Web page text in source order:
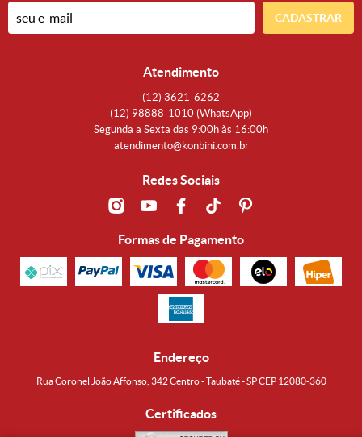
CADASTRAR
Atendimento
(12) 3621-6262
(12) 98888-1010 (WhatsApp)
Segunda a Sexta das 9:00h às 16:00h
atendimento@konbini.com.br
Redes Sociais
Formas de Pagamento
Endereço
Rua Coronel João Affonso, 342 Centro - Taubaté - SP CEP 12080-360
Certificados